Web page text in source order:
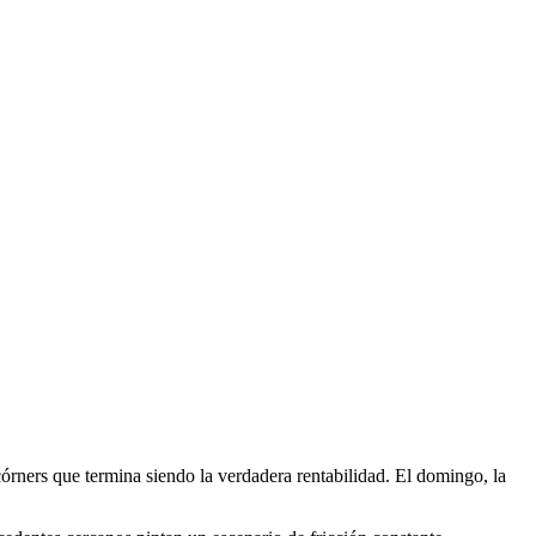
que termina siendo la verdadera rentabilidad. El domingo, la